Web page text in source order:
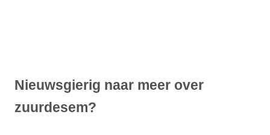
Nieuwsgierig naar meer over
zuurdesem?